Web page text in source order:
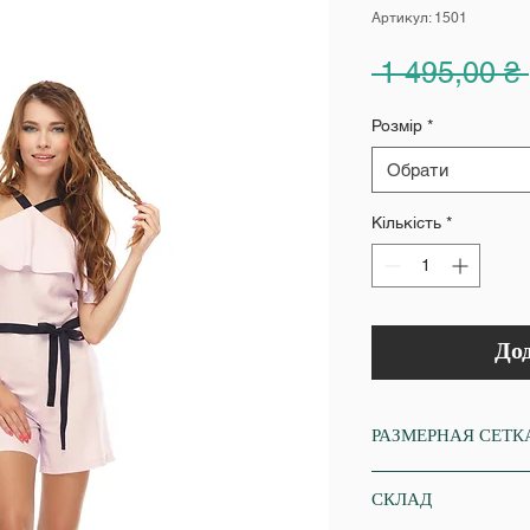
Артикул: 1501
1 495,00 ₴
Розмір *
Обрати
Кількість *
РАЗМЕРНАЯ
Об'єм грудей: 84-86
СКЛАД